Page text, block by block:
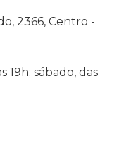
2366, Centro -
19h; sábado, das